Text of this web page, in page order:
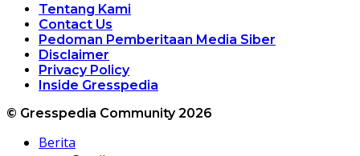
Tentang Kami
Contact Us
Pedoman Pemberitaan Media Siber
Disclaimer
Privacy Policy
Inside Gresspedia
© Gresspedia Community 2026
Berita